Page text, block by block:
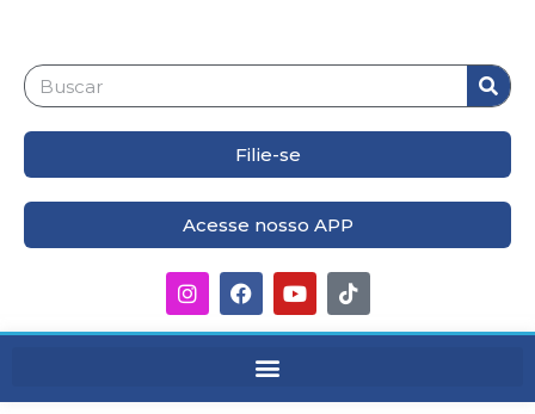
Filie-se
Acesse nosso APP